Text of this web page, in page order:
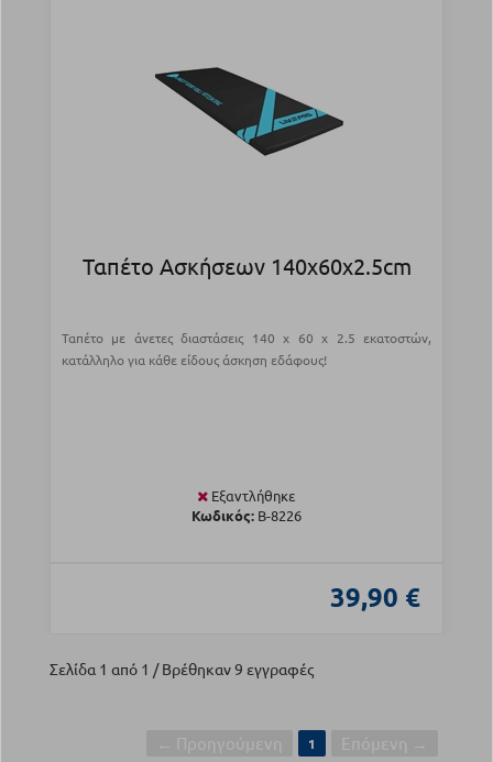
Ταπέτο Ασκήσεων 140x60x2.5cm
Ταπέτο με άνετες διαστάσεις 140 x 60 x 2.5 εκατοστών,
κατάλληλο για κάθε είδους άσκηση εδάφους!
Εξαντλήθηκε
Κωδικός: Β-8226
39,90 €
Σελίδα 1 από 1 / Βρέθηκαν 9 εγγραφές
1